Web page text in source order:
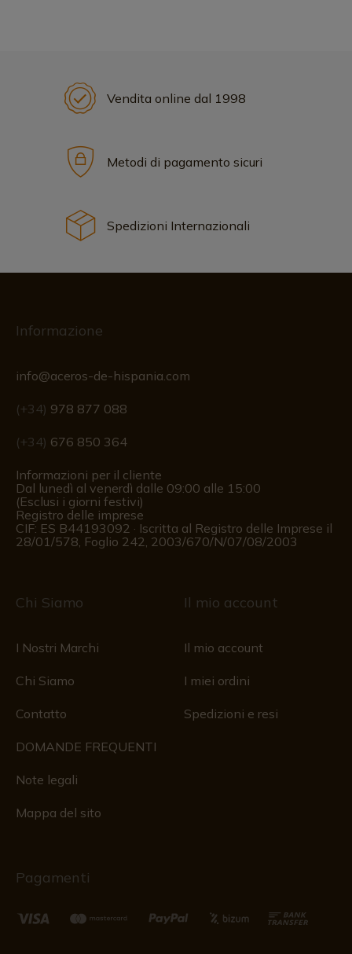
Vendita online dal 1998
Metodi di pagamento sicuri
Spedizioni Internazionali
Informazione
info@aceros-de-hispania.com
(+34) 978 877 088
(+34) 676 850 364
Informazioni per il cliente
Dal lunedì al venerdì dalle 09:00 alle 15:00
(Esclusi i giorni festivi)
Registro delle imprese
CIF: ES B44193092 · Iscritta al Registro delle Imprese il
28/01/578, Foglio 242, 2003/670/N/07/08/2003
Chi Siamo
I Nostri Marchi
Chi Siamo
Contatto
DOMANDE FREQUENTI
Note legali
Mappa del sito
Il mio account
Il mio account
I miei ordini
Spedizioni e resi
Pagamenti